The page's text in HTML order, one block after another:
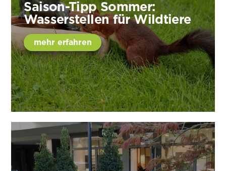
Saison-Tipp Sommer:
Wasserstellen für Wildtiere
mehr erfahren